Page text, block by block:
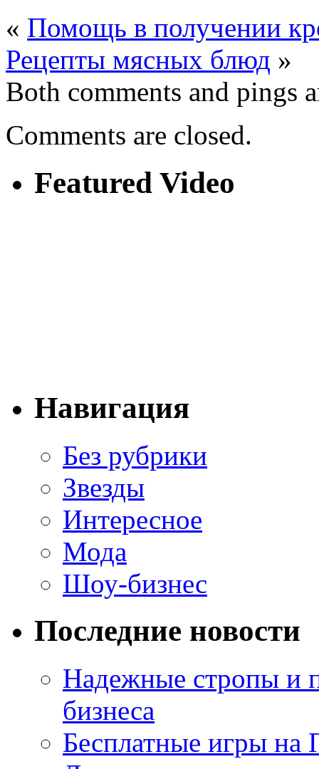
« Помощь в получении
Рецепты мясных блюд »
Both comments and pings
Comments are closed.
Featured Video
Навигация
Без рубрики
Звезды
Интересное
Мода
Шоу-бизнес
Последние новости
Надежные стропы и
бизнеса
Бесплатные игры на